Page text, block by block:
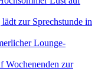
zur Sprechstunde in
Lounge-
Wochenenden zur